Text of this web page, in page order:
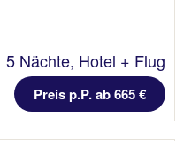
5 Nächte, Hotel + Flug
Preis p.P. ab 665 €